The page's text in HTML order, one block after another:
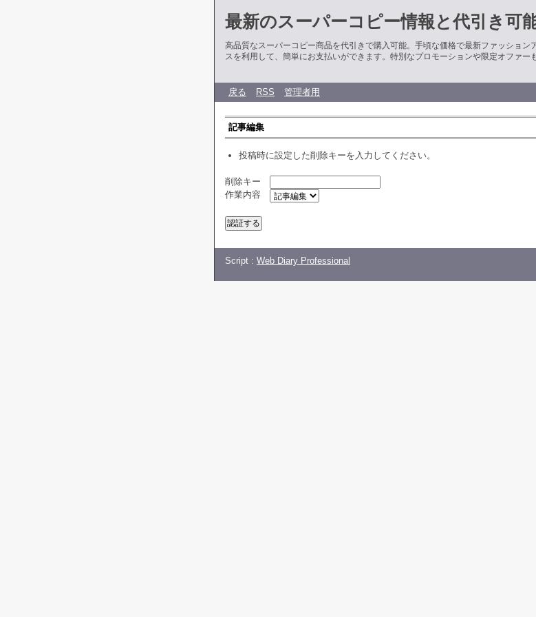
最新のスーパーコピー情報と代引き可
高品質なスーパーコピー商品を代引きで購入可能。手頃な価格で最新ファッション
スを利用して、簡単にお支払いができます。特別なプロモーションや限定オファー
戻る RSS 管理者用
記事編集
投稿時に設定した削除キーを入力してください。
削除キー
作業内容
Script : Web Diary Professional